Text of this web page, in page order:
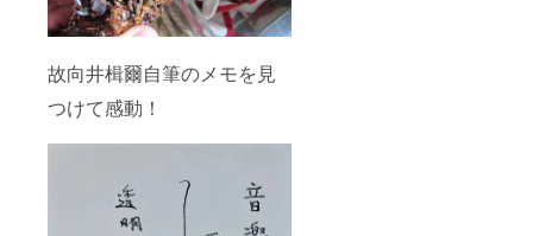
故向井楫爾自筆のメモを見
つけて感動！